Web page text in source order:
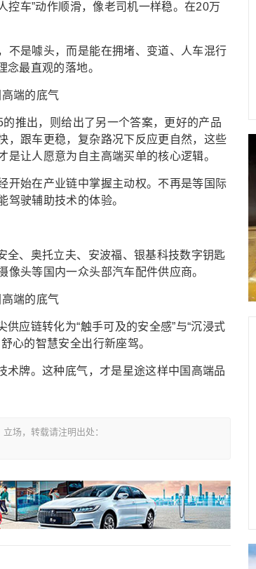
控车”动作顺滑，像老司机一样稳。在20万
不是噱头，而是能在拥堵、变道、人车混行
最直观的落地。
推出，则给出了另一个答案，更好的产品
，跟车更稳，复杂路况下反应更自然，这些
让人愿意为自主高端买单的核心逻辑。
开始在产业链中掌握主动权。不再是等国际
驾驶辅助技术的体验。
全、奥托立夫、安波福、银基科技数字钥匙
头等国内一众头部汽车配件供应商。
应链转化为“触手可及的安全感”与“沉浸式
心的智慧安全出行新座驾。
术牌。这种底气，才是星途这样中国高端品
场，转载请注明出处：